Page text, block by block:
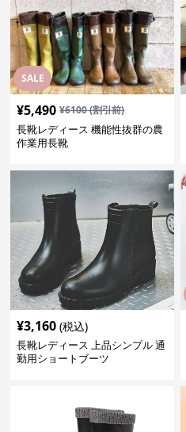
SALE
¥5,490 ¥6100(割引前)
長靴レディース 機能性抜群の農
作業用長靴
¥3,160 (税込)
長靴レディース 上品シンプル 通
勤用ショートブーツ